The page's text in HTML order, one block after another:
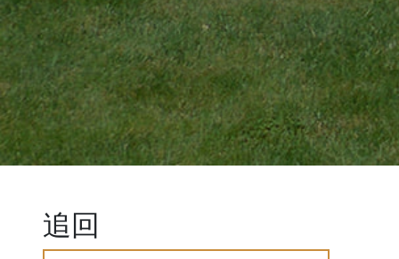
追回